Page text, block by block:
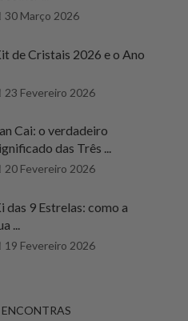
30 Março 2026
de Cristais 2026 e o Ano
23 Fevereiro 2026
Cai: o verdadeiro
das Três ...
20 Fevereiro 2026
das 9 Estrelas: como a
...
19 Fevereiro 2026